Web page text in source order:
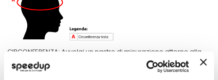
CIRCONFERENZA: Avvolgi un nastro di misurazione attorno alla
testa, tenendo il nastro aderente e passando sopra la fronte.